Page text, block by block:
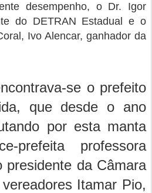
desempenho, o Dr. Igor
do DETRAN Estadual e o
Ivo Alencar, ganhador da
se o prefeito
que desde o ano
por esta manta
prefeita professora
presidente da Câmara
Itamar Pio,